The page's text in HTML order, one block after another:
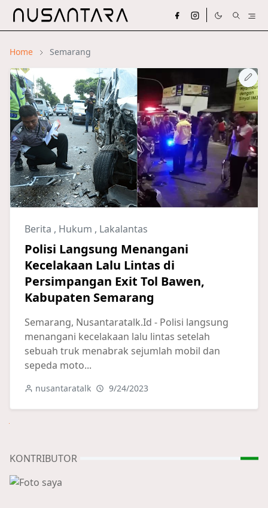
Home Semarang
Berita , Hukum , Lakalantas
Polisi Langsung Menangani
Kecelakaan Lalu Lintas di
Persimpangan Exit Tol Bawen,
Kabupaten Semarang
Semarang, Nusantaratalk.Id - Polisi langsung
menangani kecelakaan lalu lintas setelah
sebuah truk menabrak sejumlah mobil dan
sepeda moto...
nusantaratalk 9/24/2023
KONTRIBUTOR